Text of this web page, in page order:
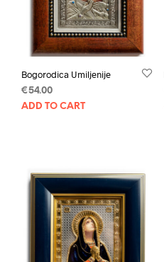
Bogorodica Umiljenije
€54.00
ADD TO CART